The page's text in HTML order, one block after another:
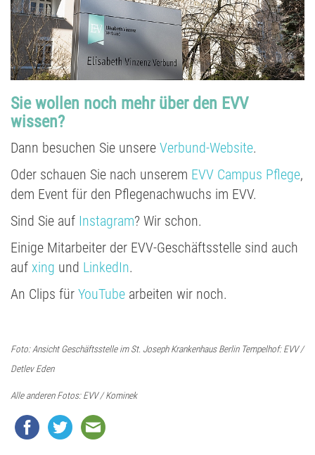
Sie wollen noch mehr über den EVV
wissen?
Dann besuchen Sie unsere Verbund-Website.
Oder schauen Sie nach unserem EVV Campus Pflege,
dem Event für den Pflegenachwuchs im EVV.
Sind Sie auf Instagram? Wir schon.
Einige Mitarbeiter der EVV-Geschäftsstelle sind auch
auf xing und LinkedIn.
An Clips für YouTube arbeiten wir noch.
Foto: Ansicht Geschäftsstelle im St. Joseph Krankenhaus Berlin Tempelhof: EVV /
Detlev Eden
Alle anderen Fotos: EVV / Kominek